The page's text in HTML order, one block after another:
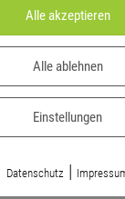
in
Alle akzeptieren
Alle ablehnen
Einstellungen
Datenschutz |